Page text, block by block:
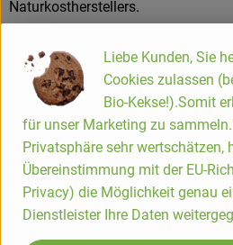
Naturkostherstellers.
Vollwertige Müslis, erlesene
saftige Torten, Kuchen und Brote,
herzhafte Veggie-Mischungen,
und vegan – unter der Marke
Bauck GmbH heute rund 150
Motto: „Bio. Aus Liebe zur Zukunft.“
Die Bauck Mühle steht für
Liebe Kunden, Sie
Cookies zulassen
Bio-Kekse!).Somit
für unser Marketing zu
Privatsphäre sehr wertschätzen,
Übereinstimmung mit der EU-
Privacy) die Möglichkeit genau
Dienstleister Ihre Daten